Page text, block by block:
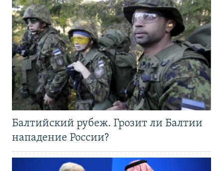
Балтийский рубеж. Грозит ли Балтии
нападение России?